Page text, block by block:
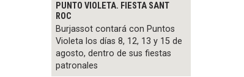
PUNTO VIOLETA. FIESTA SANT
ROC
Burjassot contará con Puntos
Violeta los días 8, 12, 13 y 15 de
agosto, dentro de sus fiestas
patronales